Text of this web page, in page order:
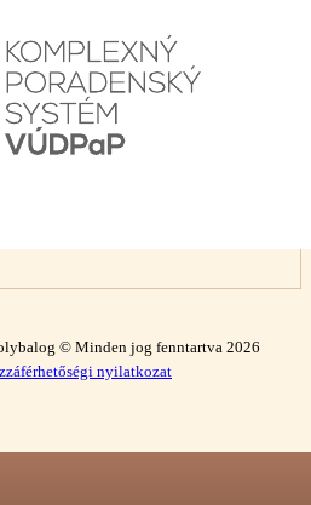
© Minden jog fenntartva 2026
nyilatkozat